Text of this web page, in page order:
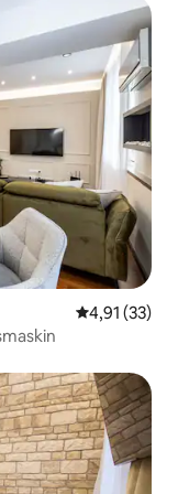
4,91 av 5 i
4,91 (33)